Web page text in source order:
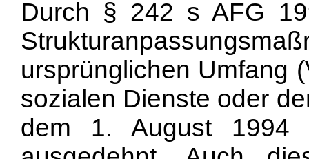
Durch § 242 s AFG
ursprünglichen Umfang
sozialen Dienste oder
dem 1. August 1994